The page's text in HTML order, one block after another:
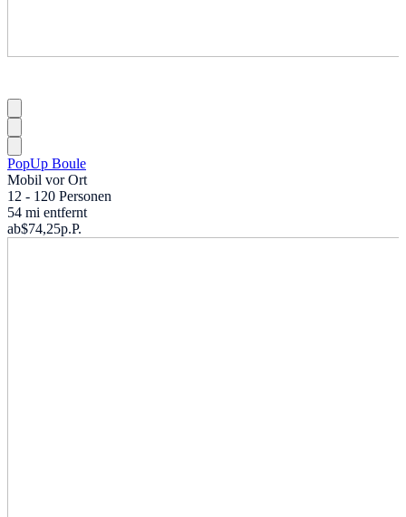
PopUp Boule
Mobil vor Ort
12 - 120 Personen
54 mi entfernt
ab$74,25p.P.